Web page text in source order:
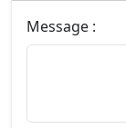
Message :